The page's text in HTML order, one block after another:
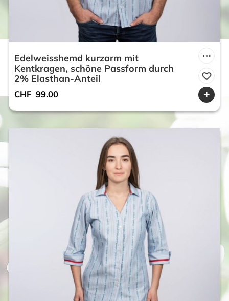
Edelweisshemd kurzarm mit
Kentkragen, schöne Passform durch
2% Elasthan-Anteil
CHF 99.00